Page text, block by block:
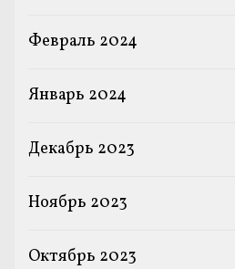
Февраль 2024
Январь 2024
Декабрь 2023
Ноябрь 2023
Октябрь 2023